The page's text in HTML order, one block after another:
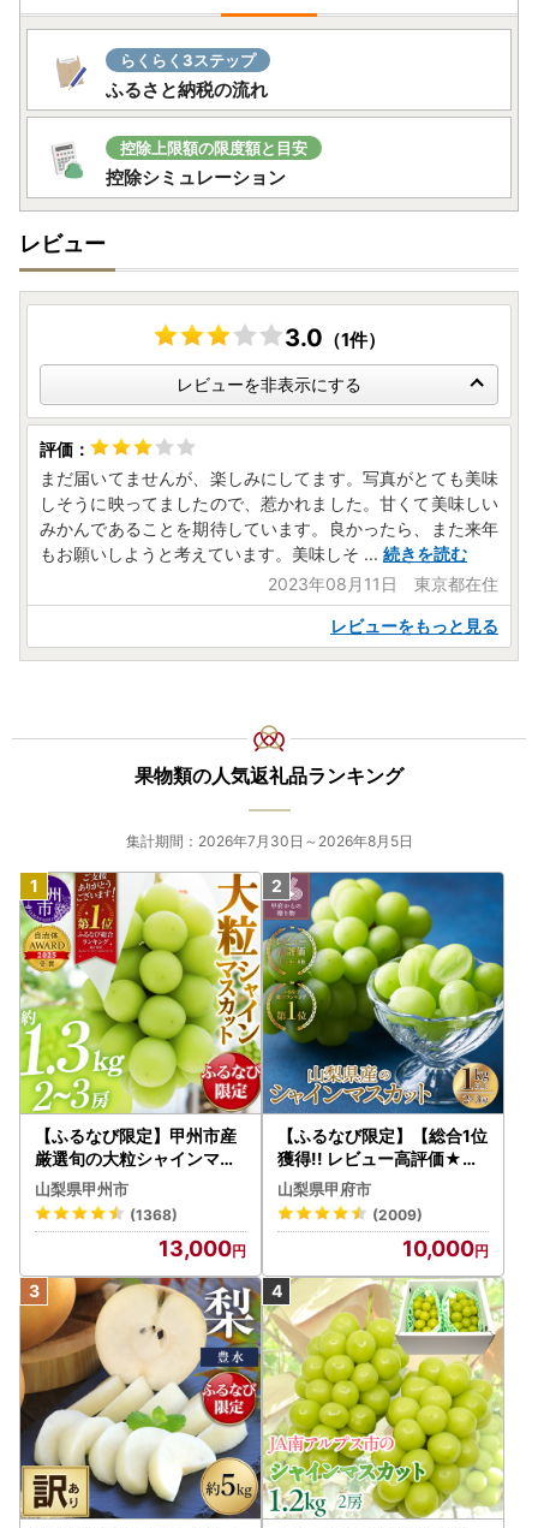
らくらく3ステップ
ふるさと納税の流れ
控除上限額の限度額と目安
控除シミュレーション
レビュー
3.0 （1件）
レビューを非表示にする
まだ届いてませんが、楽しみにしてます。写真がとても美味
しそうに映ってましたので、惹かれました。甘くて美味しい
みかんであることを期待しています。良かったら、また来年
もお願いしようと考えています。美味しそ ... 続きを読む
2023年08月11日 東京都在住
レビューをもっと見る
果物類の人気返礼品ランキング
集計期間：2026年7月30日～2026年8月5日
【ふるなび限定】甲州市産
厳選旬の大粒シャインマス
カット 約1.3kg 2～3房【2
026年発送】（MG）B12-
472 FN-Limited-VO シャ
インマスカット フルーツ
山梨県甲州市
(1368)
13,000
【ふるなび限定】【総合1位
獲得!! レビュー高評価★】
〈2026年度配送分〉山梨
県産 シャインマスカット 2
～3房（1.0kg以上）シャイ
ン フルーツ FN-Limited-S
P
山梨県甲府市
(2009)
10,000